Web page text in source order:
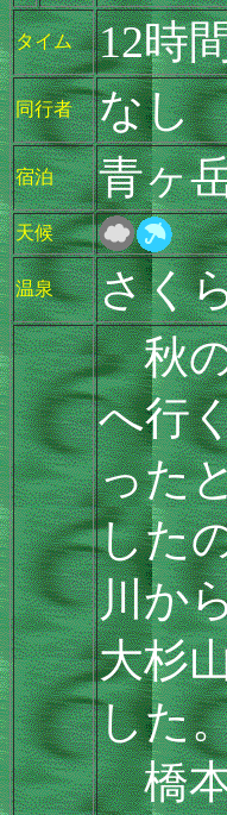
タイム 12時
同行者 なし
宿泊 青ヶ
天候
温泉 さく
秋の
へ行
った
した
川か
大杉
した
橋本